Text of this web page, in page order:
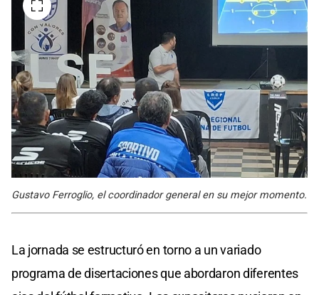
Gustavo Ferroglio, el coordinador general en su mejor momento.
La jornada se estructuró en torno a un variado
programa de disertaciones que abordaron diferentes